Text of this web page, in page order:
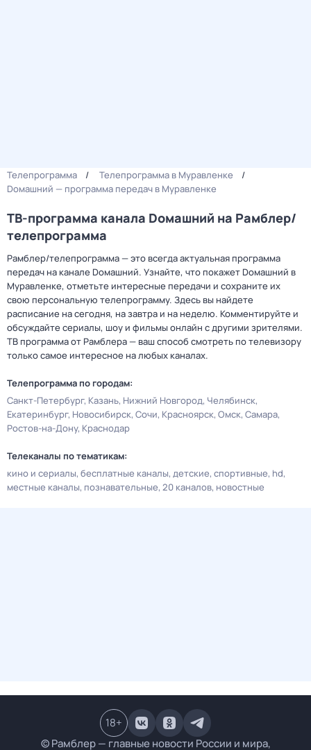
Телепрограмма
Телепрограмма в Муравленке
Dомашний — программа передач в Муравленке
ТВ-программа канала Dомашний на Рамблер/
телепрограмма
Рамблер/телепрограмма — это всегда актуальная программа
передач на канале Dомашний. Узнайте, что покажет Dомашний в
Муравленке, отметьте интересные передачи и сохраните их
свою персональную телепрограмму. Здесь вы найдете
расписание на сегодня, на завтра и на неделю. Комментируйте и
обсуждайте сериалы, шоу и фильмы онлайн с другими зрителями.
ТВ программа от Рамблера — ваш способ смотреть по телевизору
только самое интересное на любых каналах.
Телепрограмма по городам:
Санкт-Петербург Казань Нижний Новгород Челябинск
Екатеринбург Новосибирск Сочи Красноярск Омск Самара
Ростов-на-Дону Краснодар
Телеканалы по тематикам:
кино и сериалы бесплатные каналы детские спортивные hd
местные каналы познавательные 20 каналов новостные
© Рамблер — главные новости России и мира,
18+